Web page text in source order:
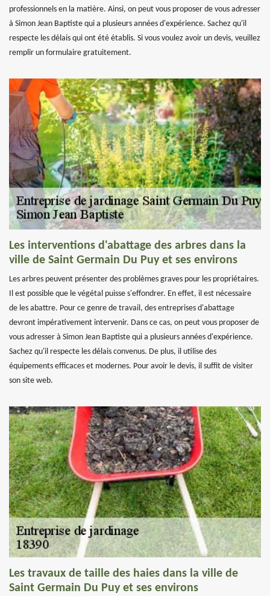
professionnels en la matière. Ainsi, on peut vous proposer de vous adresser
à Simon Jean Baptiste qui a plusieurs années d'expérience. Sachez qu'il
respecte les délais qui ont été établis. Si vous voulez avoir un devis, veuillez
remplir un formulaire gratuitement.
Les interventions d'abattage des arbres dans la
ville de Saint Germain Du Puy et ses environs
Les arbres peuvent présenter des problèmes graves pour les propriétaires.
Il est possible que le végétal puisse s'effondrer. En effet, il est nécessaire
de les abattre. Pour ce genre de travail, des entreprises d'abattage
devront impérativement intervenir. Dans ce cas, on peut vous proposer de
vous adresser à Simon Jean Baptiste qui a plusieurs années d'expérience.
Sachez qu'il respecte les délais convenus. De plus, il utilise des
équipements efficaces et modernes. Pour avoir le devis, il suffit de visiter
son site web.
Les travaux de taille des haies dans la ville de
Saint Germain Du Puy et ses environs